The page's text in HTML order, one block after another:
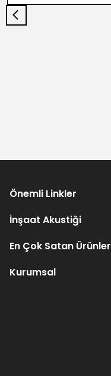
Önemli Linkler
İnşaat Akustiği
En Çok Satan Ürünler
Kurumsal